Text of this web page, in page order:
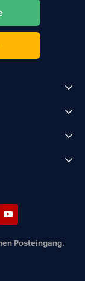
Posteingang.